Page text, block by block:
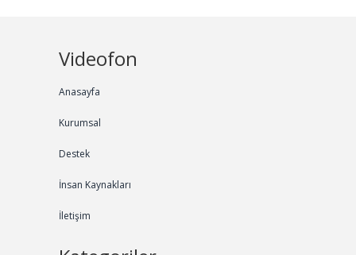
Videofon
Anasayfa
Kurumsal
Destek
İnsan Kaynakları
İletişim